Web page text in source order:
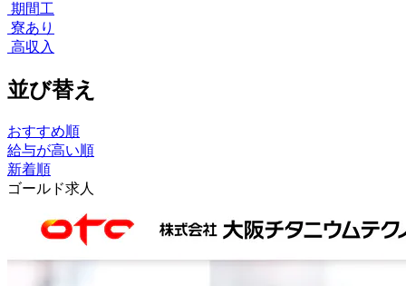
期間工
寮あり
高収入
並び替え
おすすめ順
給与が高い順
新着順
ゴールド求人